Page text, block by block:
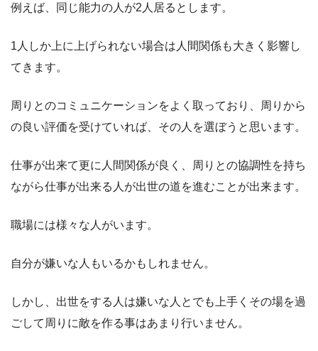
例えば、同じ能力の人が2人居るとします。
1人しか上に上げられない場合は人間関係も大きく影響し
てきます。
周りとのコミュニケーションをよく取っており、周りから
の良い評価を受けていれば、その人を選ぼうと思います。
仕事が出来て更に人間関係が良く、周りとの協調性を持ち
ながら仕事が出来る人が出世の道を進むことが出来ます。
職場には様々な人がいます。
自分が嫌いな人もいるかもしれません。
しかし、出世をする人は嫌いな人とでも上手くその場を過
ごして周りに敵を作る事はあまり行いません。